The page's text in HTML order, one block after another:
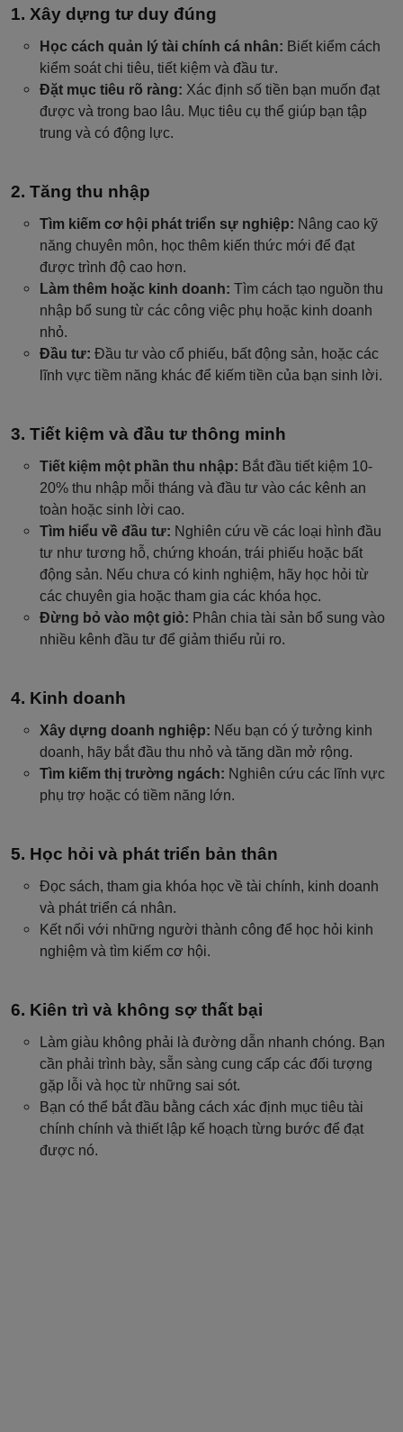
Xây dựng tư duy đúng
Học cách quản lý tài chính cá nhân: Biết kiểm cách
kiểm soát chi tiêu, tiết kiệm và đầu tư.
Đặt mục tiêu rõ ràng: Xác định số tiền bạn muốn đạt
được và trong bao lâu. Mục tiêu cụ thể giúp bạn tập
trung và có động lực.
Tăng thu nhập
Tìm kiếm cơ hội phát triển sự nghiệp: Nâng cao kỹ
năng chuyên môn, học thêm kiến ​​thức mới để đạt
được trình độ cao hơn.
Làm thêm hoặc kinh doanh: Tìm cách tạo nguồn thu
nhập bổ sung từ các công việc phụ hoặc kinh doanh
nhỏ.
Đầu tư: Đầu tư vào cổ phiếu, bất động sản, hoặc các
lĩnh vực tiềm năng khác để kiếm tiền của bạn sinh lời.
Tiết kiệm và đầu tư thông minh
Tiết kiệm một phần thu nhập: Bắt đầu tiết kiệm 10-
20% thu nhập mỗi tháng và đầu tư vào các kênh an
toàn hoặc sinh lời cao.
Tìm hiểu về đầu tư: Nghiên cứu về các loại hình đầu
tư như tương hỗ, chứng khoán, trái phiếu hoặc bất
động sản. Nếu chưa có kinh nghiệm, hãy học hỏi từ
các chuyên gia hoặc tham gia các khóa học.
Đừng bỏ vào một giỏ: Phân chia tài sản bổ sung vào
nhiều kênh đầu tư để giảm thiểu rủi ro.
Kinh doanh
Xây dựng doanh nghiệp: Nếu bạn có ý tưởng kinh
doanh, hãy bắt đầu thu nhỏ và tăng dần mở rộng.
Tìm kiếm thị trường ngách: Nghiên cứu các lĩnh vực
phụ trợ hoặc có tiềm năng lớn.
Học hỏi và phát triển bản thân
Đọc sách, tham gia khóa học về tài chính, kinh doanh
và phát triển cá nhân.
Kết nối với những người thành công để học hỏi kinh
nghiệm và tìm kiếm cơ hội.
Kiên trì và không sợ thất bại
Làm giàu không phải là đường dẫn nhanh chóng. Bạn
cần phải trình bày, sẵn sàng cung cấp các đối tượng
gặp lỗi và học từ những sai sót.
Bạn có thể bắt đầu bằng cách xác định mục tiêu tài
chính chính và thiết lập kế hoạch từng bước để đạt
được nó.